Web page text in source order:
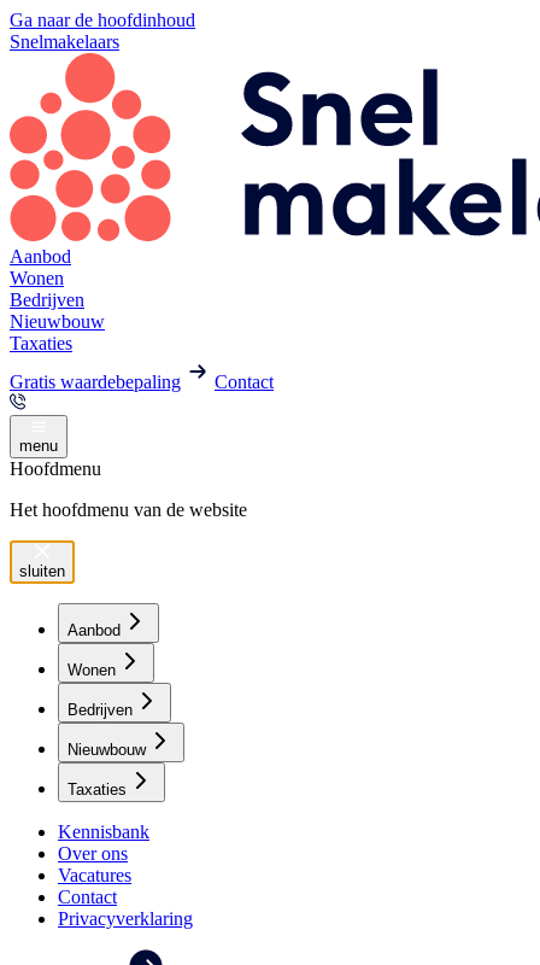
Ga naar de hoofdinhoud
Snelmakelaars
Aanbod
Wonen
Bedrijven
Nieuwbouw
Taxaties
Gratis waardebepaling
Contact
menu
Hoofdmenu
Het hoofdmenu van de website
sluiten
Aanbod
Wonen
Bedrijven
Nieuwbouw
Taxaties
Kennisbank
Over ons
Vacatures
Contact
Privacyverklaring